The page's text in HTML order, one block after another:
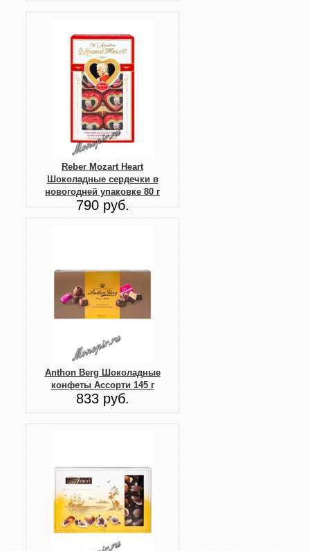
Reber Mozart Heart
Шоколадные сердечки в
новогодней упаковке 80 г
790 руб.
Anthon Berg Шоколадные
конфеты Ассорти 145 г
833 руб.